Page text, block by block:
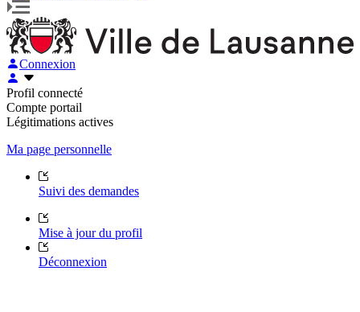
Connexion
Profil connecté
Compte portail
Légitimations actives
Ma page personnelle
Suivi des demandes
Mise à jour du profil
Déconnexion